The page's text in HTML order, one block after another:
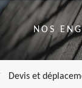
NOS
Devis et